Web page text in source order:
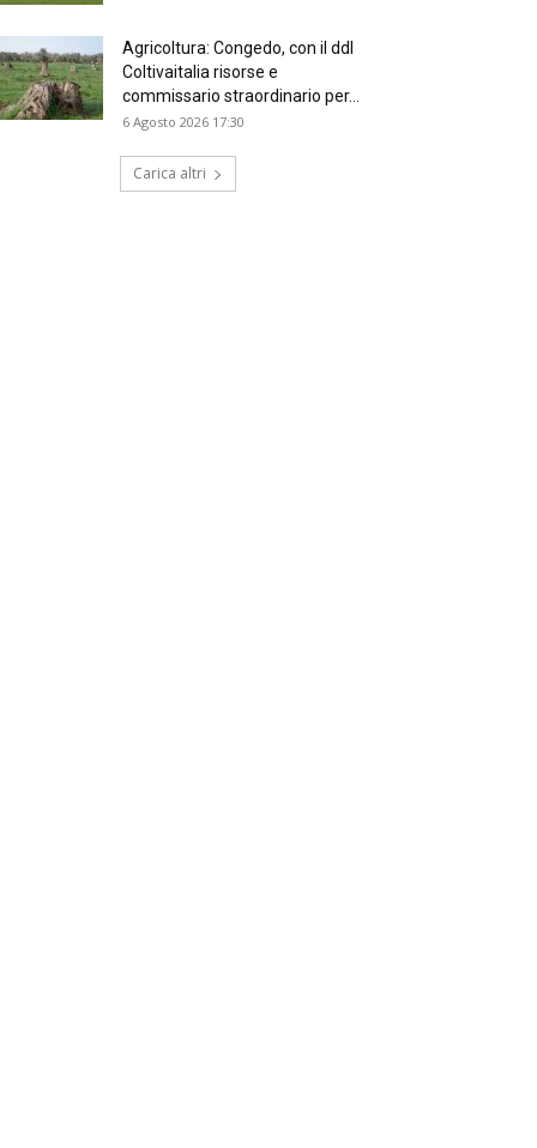
Agricoltura: Congedo, con il ddl
Coltivaitalia risorse e
commissario straordinario per...
6 Agosto 2026 17:30
Carica altri